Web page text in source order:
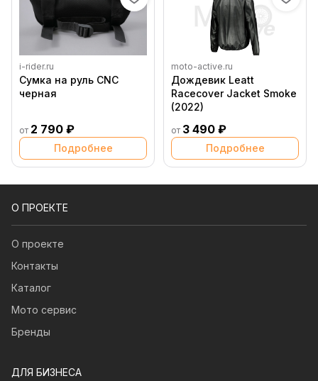
i-rider.ru
Сумка на руль CNC
черная
от 2 790 ₽
Подробнее
moto-active.ru
Дождевик Leatt
Racecover Jacket Smoke
(2022)
от 3 490 ₽
Подробнее
О ПРОЕКТЕ
О проекте
Контакты
Каталог
Мото сервис
Бренды
ДЛЯ БИЗНЕСА